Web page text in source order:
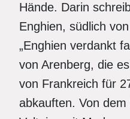
Hände. Darin
Enghien, südlich
„Enghien verdankt
von Arenberg, die
von Frankreich für
abkauften. Von